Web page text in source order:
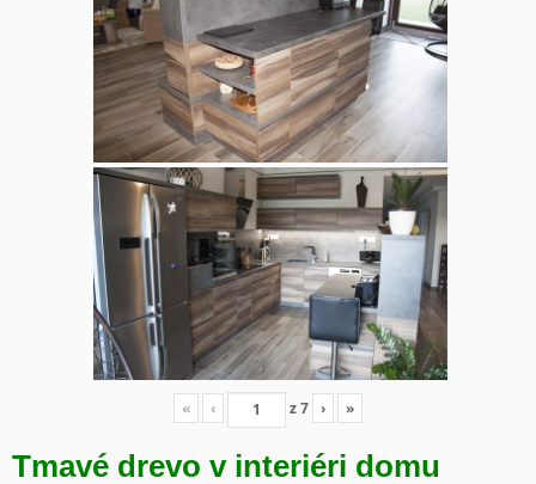
« ‹ z7 › »
Tmavé drevo v interiéri domu